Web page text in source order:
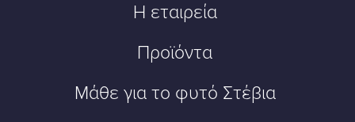
Η εταιρεία
Προϊόντα
Μάθε για το φυτό Στέβια